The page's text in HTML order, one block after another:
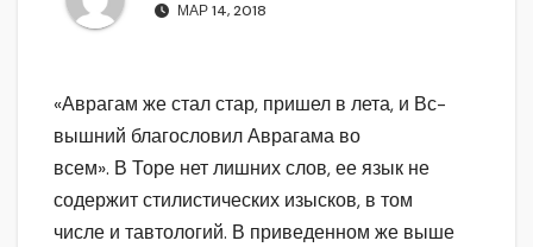
МАР 14, 2018
«Аврагам же стал стар, пришел в лета, и Вс-
вышний благословил Аврагама во
всем». В Торе нет лишних слов, ее язык не
содержит стилистических изысков, в том
числе и тавтологий. В приведенном же выше